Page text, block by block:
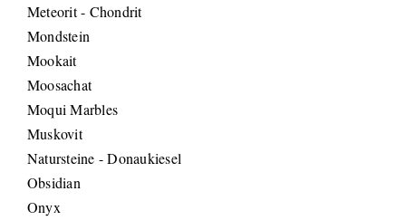
Meteorit - Chondrit
Mondstein
Mookait
Moosachat
Moqui Marbles
Muskovit
Natursteine - Donaukiesel
Obsidian
Onyx